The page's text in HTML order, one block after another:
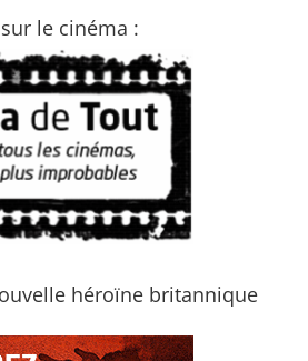
le cinéma :
héroïne britannique